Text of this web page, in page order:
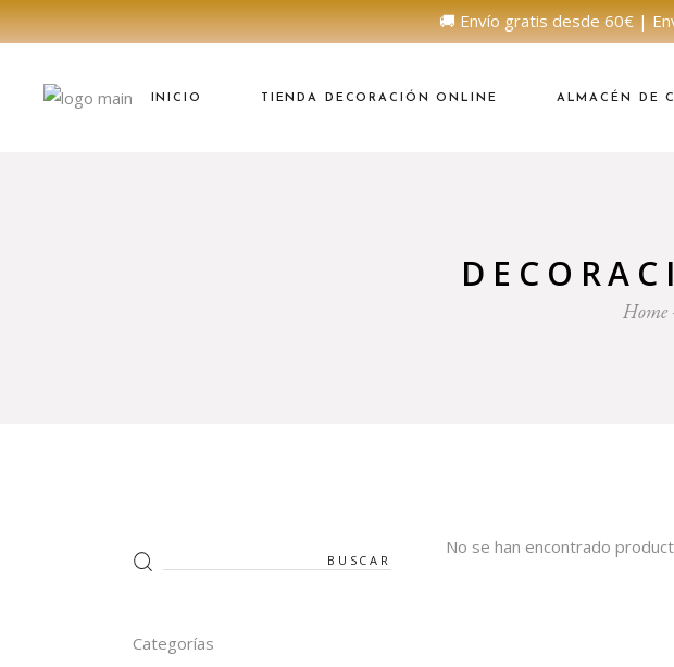
🚚 Envío gratis desde 60€ |
INICIO TIENDA DECORACIÓN ONLINE ALMACÉN DE
Home
No se han encontrado
Search
for:
Categorías